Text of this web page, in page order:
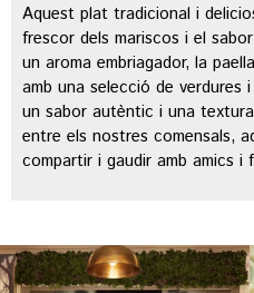
Aquest plat tradicional i
frescor dels mariscos i el
un aroma embriagador, la
amb una selecció de
un sabor autèntic i una
entre els nostres comensals,
compartir i gaudir amb amics i